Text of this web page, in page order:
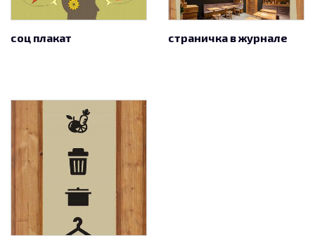
соц плакат страничка в журнале